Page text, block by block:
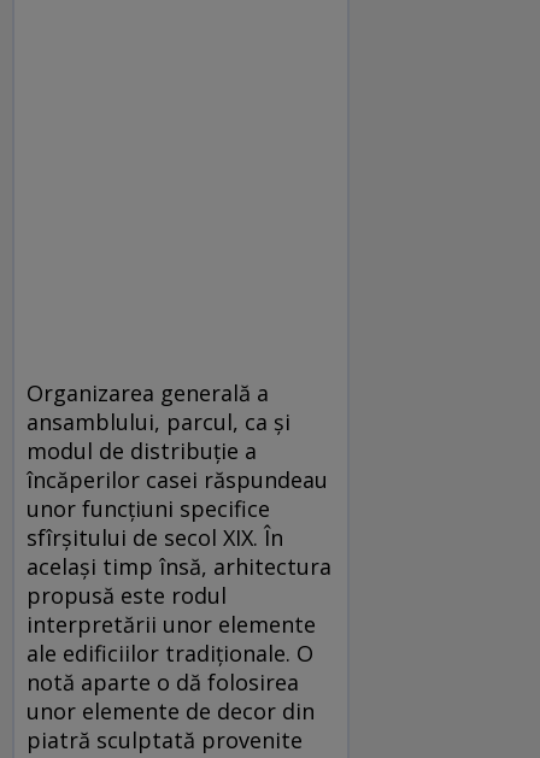
Organizarea generală a
ansamblului, parcul, ca şi
modul de distribuţie a
încăperilor casei răspundeau
unor funcţiuni specifice
sfîrşitului de secol XIX. În
acelaşi timp însă, arhitectura
propusă este rodul
interpretării unor elemente
ale edificiilor tradiţionale. O
notă aparte o dă folosirea
unor elemente de decor din
piatră sculptată provenite